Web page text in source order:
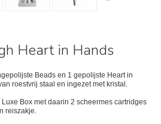
Heart in Hands
Beads en 1 gepolijste Heart in
roestvrij staal en ingezet met kristal.
Box met daarin 2 scheermes cartridges
reiszakje.